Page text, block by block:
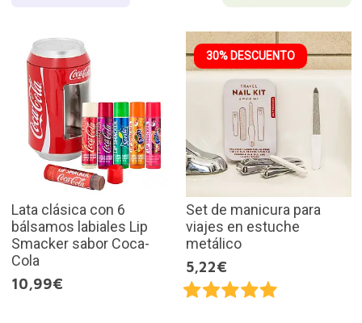
Lata clásica con 6
bálsamos labiales Lip
Smacker sabor Coca-
Cola
10,99€
30% DESCUENTO
Set de manicura para
viajes en estuche
metálico
5,22€